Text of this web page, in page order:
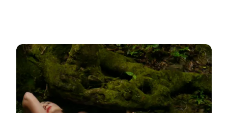
Coexistence - von Mata Atlântica to Hoverdal